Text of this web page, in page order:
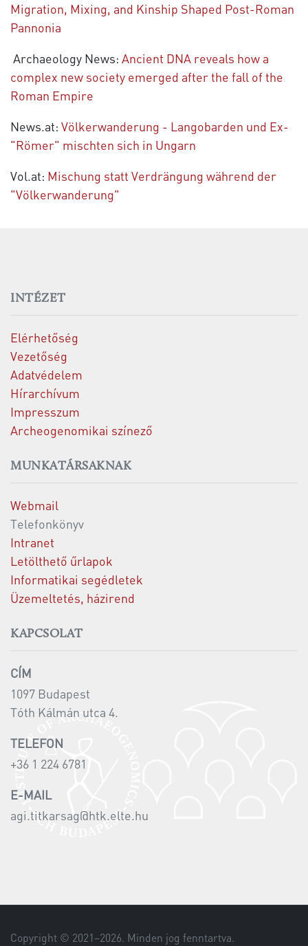
Migration, Mixing, and Kinship Shaped Post-Roman
Pannonia
Archaeology News: Ancient DNA reveals how a
complex new society emerged after the fall of the
Roman Empire
News.at: Völkerwanderung - Langobarden und Ex-
"Römer" mischten sich in Ungarn
Vol.at: Mischung statt Verdrängung während der
"Völkerwanderung"
INTÉZET
Elérhetőség
Vezetőség
Adatvédelem
Hírarchívum
Impresszum
Archeogenomikai színező
MUNKATÁRSAKNAK
Webmail
Telefonkönyv
Intranet
Letölthető űrlapok
Informatikai segédletek
Üzemeltetés, házirend
KAPCSOLAT
CÍM
1097 Budapest
Tóth Kálmán utca 4.
TELEFON
+36 1 224 6781
E-MAIL
agi.titkarsag@htk.elte.hu
Copyright © 2021–2026. Minden jog fenntartva.